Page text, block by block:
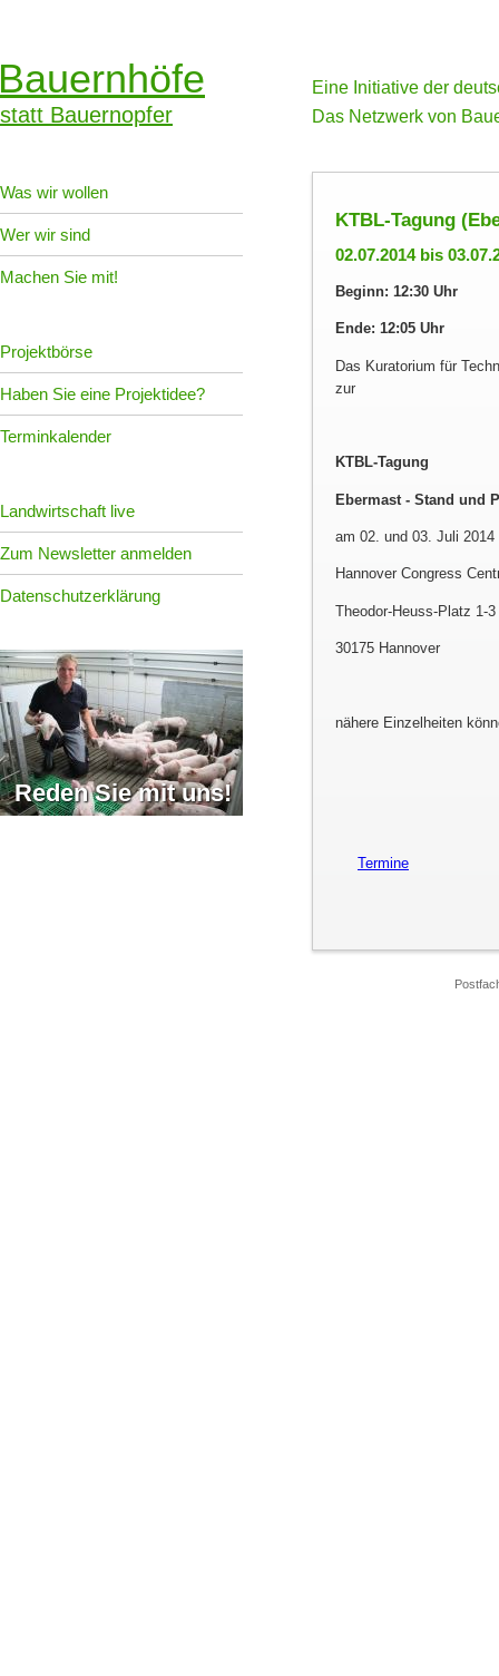
statt Bauernopfer
Eine Initiative der
Das Netzwerk von
Was wir wollen
Wer wir sind
Machen Sie mit!
Projektbörse
Haben Sie eine Projektidee?
Terminkalender
Landwirtschaft live
Zum Newsletter anmelden
Datenschutzerklärung
Reden Sie mit uns!
KTBL-Tagung
02.07.2014 bis
Beginn: 12:30 Uhr
Ende: 12:05 Uhr
Das Kuratorium für
zur
KTBL-Tagung
Ebermast - Stand und
am 02. und 03. Juli 2014
Hannover Congress
Theodor-Heuss-Platz 1-3
30175 Hannover
nähere Einzelheiten
Termine